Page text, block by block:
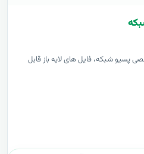
پسیو شبکه، فایل های لایه باز قابل